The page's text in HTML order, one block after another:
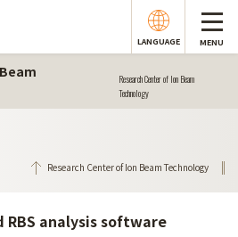
LANGUAGE MENU
Research Center of Ion Beam
Technology
Research Center of Ion Beam Technology
RBS analysis software